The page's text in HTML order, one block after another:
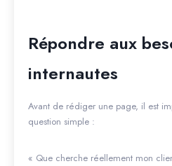
Répondre aux
internautes
Avant de rédiger une page, il est
question simple :
« Que cherche réellement mon